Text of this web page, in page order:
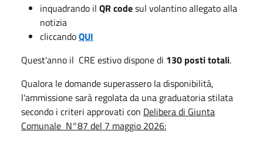
inquadrando il QR codesul volantino allegato alla
notizia
cliccandoQUI
Quest'anno il CRE estivo dispone di 130 posti totali.
Qualora le domande superassero la disponibilità,
l'ammissione sarà regolata da una graduatoria stilata
secondo i criteri approvati con Delibera di Giunta
Comunale N°87 del 7 maggio 2026: